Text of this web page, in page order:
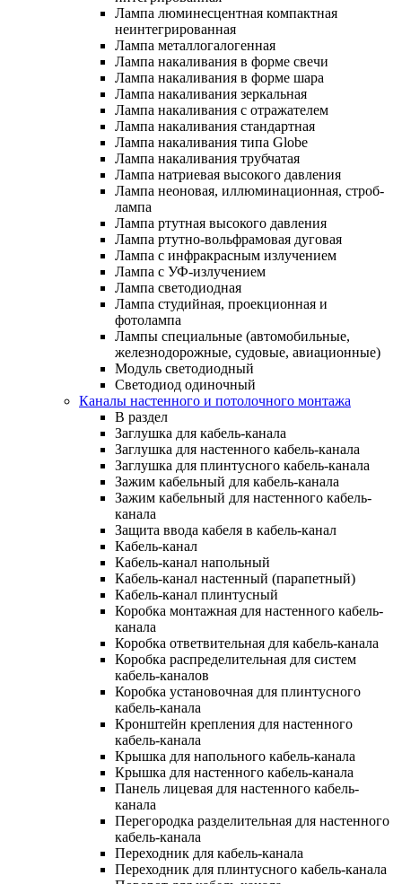
Лампа люминесцентная компактная
неинтегрированная
Лампа металлогалогенная
Лампа накаливания в форме свечи
Лампа накаливания в форме шара
Лампа накаливания зеркальная
Лампа накаливания с отражателем
Лампа накаливания стандартная
Лампа накаливания типа Globe
Лампа накаливания трубчатая
Лампа натриевая высокого давления
Лампа неоновая, иллюминационная, строб-
лампа
Лампа ртутная высокого давления
Лампа ртутно-вольфрамовая дуговая
Лампа с инфракрасным излучением
Лампа с УФ-излучением
Лампа светодиодная
Лампа студийная, проекционная и
фотолампа
Лампы специальные (автомобильные,
железнодорожные, судовые, авиационные)
Модуль светодиодный
Светодиод одиночный
Каналы настенного и потолочного монтажа
В раздел
Заглушка для кабель-канала
Заглушка для настенного кабель-канала
Заглушка для плинтусного кабель-канала
Зажим кабельный для кабель-канала
Зажим кабельный для настенного кабель-
канала
Защита ввода кабеля в кабель-канал
Кабель-канал
Кабель-канал напольный
Кабель-канал настенный (парапетный)
Кабель-канал плинтусный
Коробка монтажная для настенного кабель-
канала
Коробка ответвительная для кабель-канала
Коробка распределительная для систем
кабель-каналов
Коробка установочная для плинтусного
кабель-канала
Кронштейн крепления для настенного
кабель-канала
Крышка для напольного кабель-канала
Крышка для настенного кабель-канала
Панель лицевая для настенного кабель-
канала
Перегородка разделительная для настенного
кабель-канала
Переходник для кабель-канала
Переходник для плинтусного кабель-канала